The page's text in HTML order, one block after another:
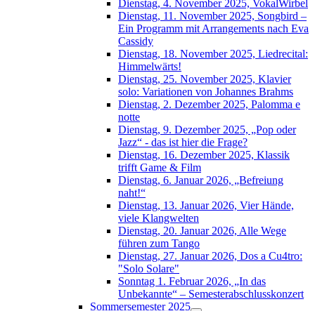
Dienstag, 4. November 2025, VokalWirbel
Dienstag, 11. November 2025, Songbird –
Ein Programm mit Arrangements nach Eva
Cassidy
Dienstag, 18. November 2025, Liedrecital:
Himmelwärts!
Dienstag, 25. November 2025, Klavier
solo: Variationen von Johannes Brahms
Dienstag, 2. Dezember 2025, Palomma e
notte
Dienstag, 9. Dezember 2025, „Pop oder
Jazz“ - das ist hier die Frage?
Dienstag, 16. Dezember 2025, Klassik
trifft Game & Film
Dienstag, 6. Januar 2026, „Befreiung
naht!“
Dienstag, 13. Januar 2026, Vier Hände,
viele Klangwelten
Dienstag, 20. Januar 2026, Alle Wege
führen zum Tango
Dienstag, 27. Januar 2026, Dos a Cu4tro:
"Solo Solare"
Sonntag 1. Februar 2026, „In das
Unbekannte“ – Semesterabschlusskonzert
Sommersemester 2025